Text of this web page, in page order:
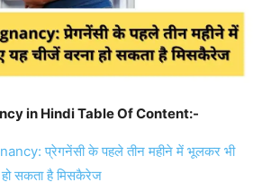
in Hindi Table Of Content:-
प्रेगनेंसी के पहले तीन महीने में भूलकर भी
हो सकता है मिसकैरेज